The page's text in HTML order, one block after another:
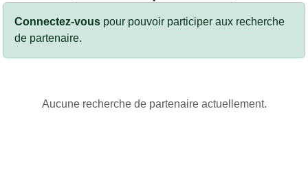
Connectez-vous pour pouvoir participer aux recherche
de partenaire.
Aucune recherche de partenaire actuellement.